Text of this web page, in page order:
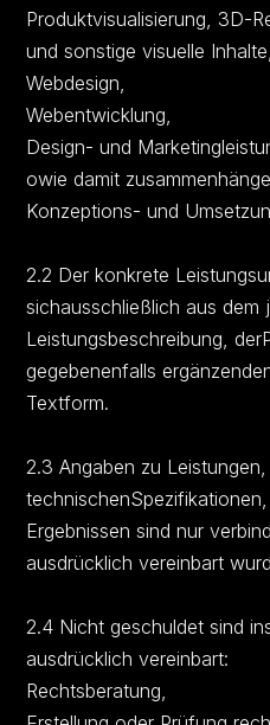
Produktvisualisierung, 3D-
und sonstige visuelle Inhalte,
Webdesign,
Webentwicklung,
Design- und
owie damit
Konzeptions- und
2.2 Der konkrete
sichausschließlich aus dem
Leistungsbeschreibung,
gegebenenfalls
Textform.
2.3 Angaben zu Leistungen,
Ergebnissen sind nur
ausdrücklich vereinbart
2.4 Nicht geschuldet sind
ausdrücklich vereinbart:
Rechtsberatung,